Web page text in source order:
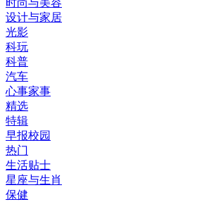
时尚与美容
设计与家居
光影
科玩
科普
汽车
心事家事
精选
特辑
早报校园
热门
生活贴士
星座与生肖
保健